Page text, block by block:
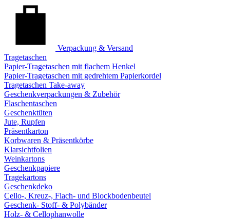
Verpackung & Versand
Tragetaschen
Papier-Tragetaschen mit flachem Henkel
Papier-Tragetaschen mit gedrehtem Papierkordel
Tragetaschen Take-away
Geschenkverpackungen & Zubehör
Flaschentaschen
Geschenktüten
Jute, Rupfen
Präsentkarton
Korbwaren & Präsentkörbe
Klarsichtfolien
Weinkartons
Geschenkpapiere
Tragekartons
Geschenkdeko
Cello-, Kreuz-, Flach- und Blockbodenbeutel
Geschenk- Stoff- & Polybänder
Holz- & Cellophanwolle